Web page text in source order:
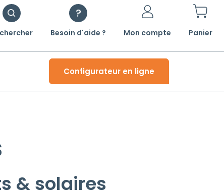
Besoin d'aide ? Mon compte Panier
Configurateur en ligne
& solaires